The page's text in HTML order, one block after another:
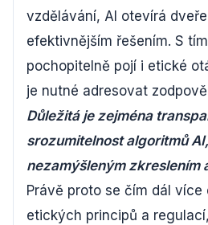
vzdělávání, AI otevírá
efektivnějším řešením. S
pochopitelně pojí i etické
je nutné adresovat
Důležitá je zejména
srozumitelnost algoritmů
nezamýšleným zkreslením
Právě proto se čím dál více
etických principů a